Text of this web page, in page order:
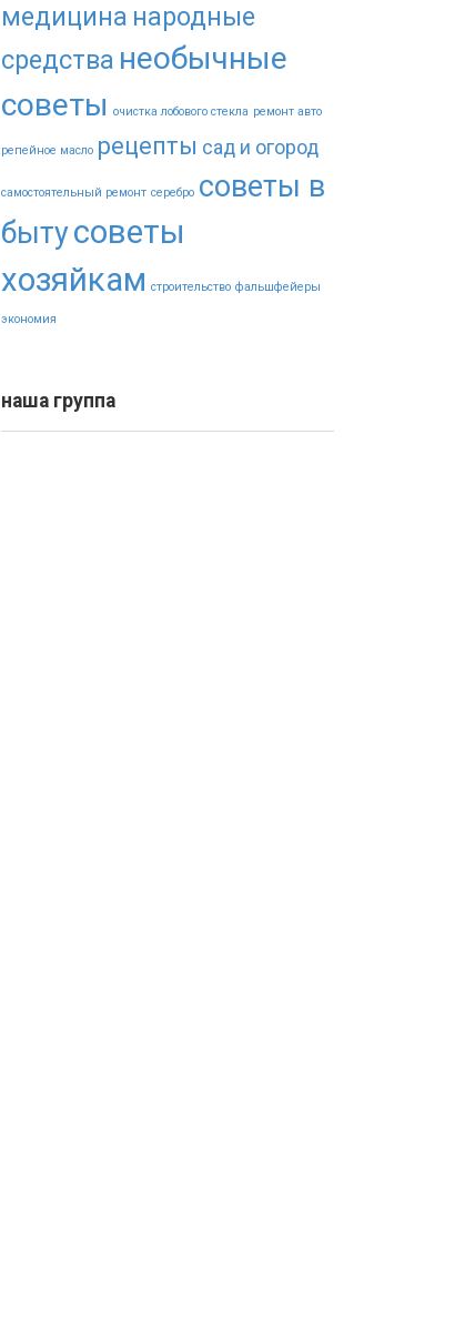
медицина народные
средства необычные
советы очистка лобового стекла ремонт авто
репейное масло рецепты сад и огород
самостоятельный ремонт серебро советы в
бытусоветы
хозяйкам строительство фальшфейеры
экономия
наша группа